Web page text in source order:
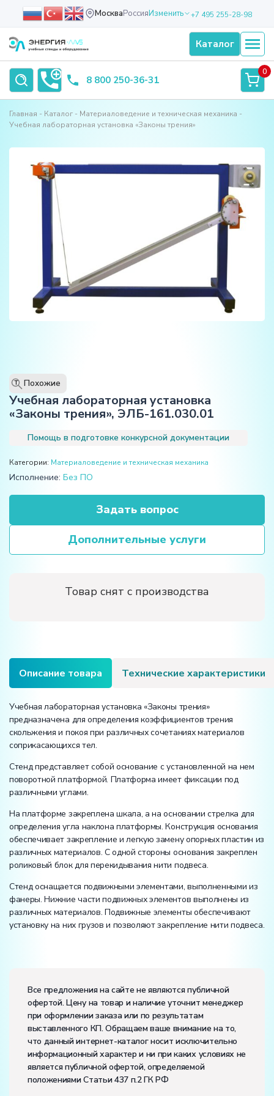
МоскваРоссияИзменить +7 495 255-28-98
Каталог
8 800 250-36-31
0
Главная Каталог
Материаловедение и техническая механика
Учебная лабораторная установка «Законы трения»
T Похожие
Учебная лабораторная установка
«Законы трения», ЭЛБ-161.030.01
Помощь в подготовке конкурсной документации
Категории: Материаловедение и техническая механика
Исполнение: Без ПО
Задать вопрос
Дополнительные услуги
Товар снят с производства
Описание товара Технические характеристики
Учебная лабораторная установка «Законы трения»
предназначена для определения коэффициентов трения
скольжения и покоя при различных сочетаниях материалов
соприкасающихся тел.
Стенд представляет собой основание с установленной на нем
поворотной платформой. Платформа имеет фиксации под
различными углами.
На платформе закреплена шкала, а на основании стрелка для
определения угла наклона платформы. Конструкция основания
обеспечивает закрепление и легкую замену опорных пластин из
различных материалов. С одной стороны основания закреплен
роликовый блок для перекидывания нити подвеса.
Стенд оснащается подвижными элементами, выполненными из
фанеры. Нижние части подвижных элементов выполнены из
различных материалов. Подвижные элементы обеспечивают
установку на них грузов и позволяют закрепление нити подвеса.
частота, Гц:50
Класс защиты от поражения электрическим током:
Диапазон рабочих температур, ˚С:+10…+35
Влажность, %:до 80
Все предложения на сайте не являются публичной
офертой. Цену на товар и наличие уточнит менеджер
при оформлении заказа или по результатам
выставленного КП. Обращаем ваше внимание на то,
что данный интернет-каталог носит исключительно
информационный характер и ни при каких условиях не
является публичной офертой, определяемой
положениями Статьи 437 п.2 ГК РФ